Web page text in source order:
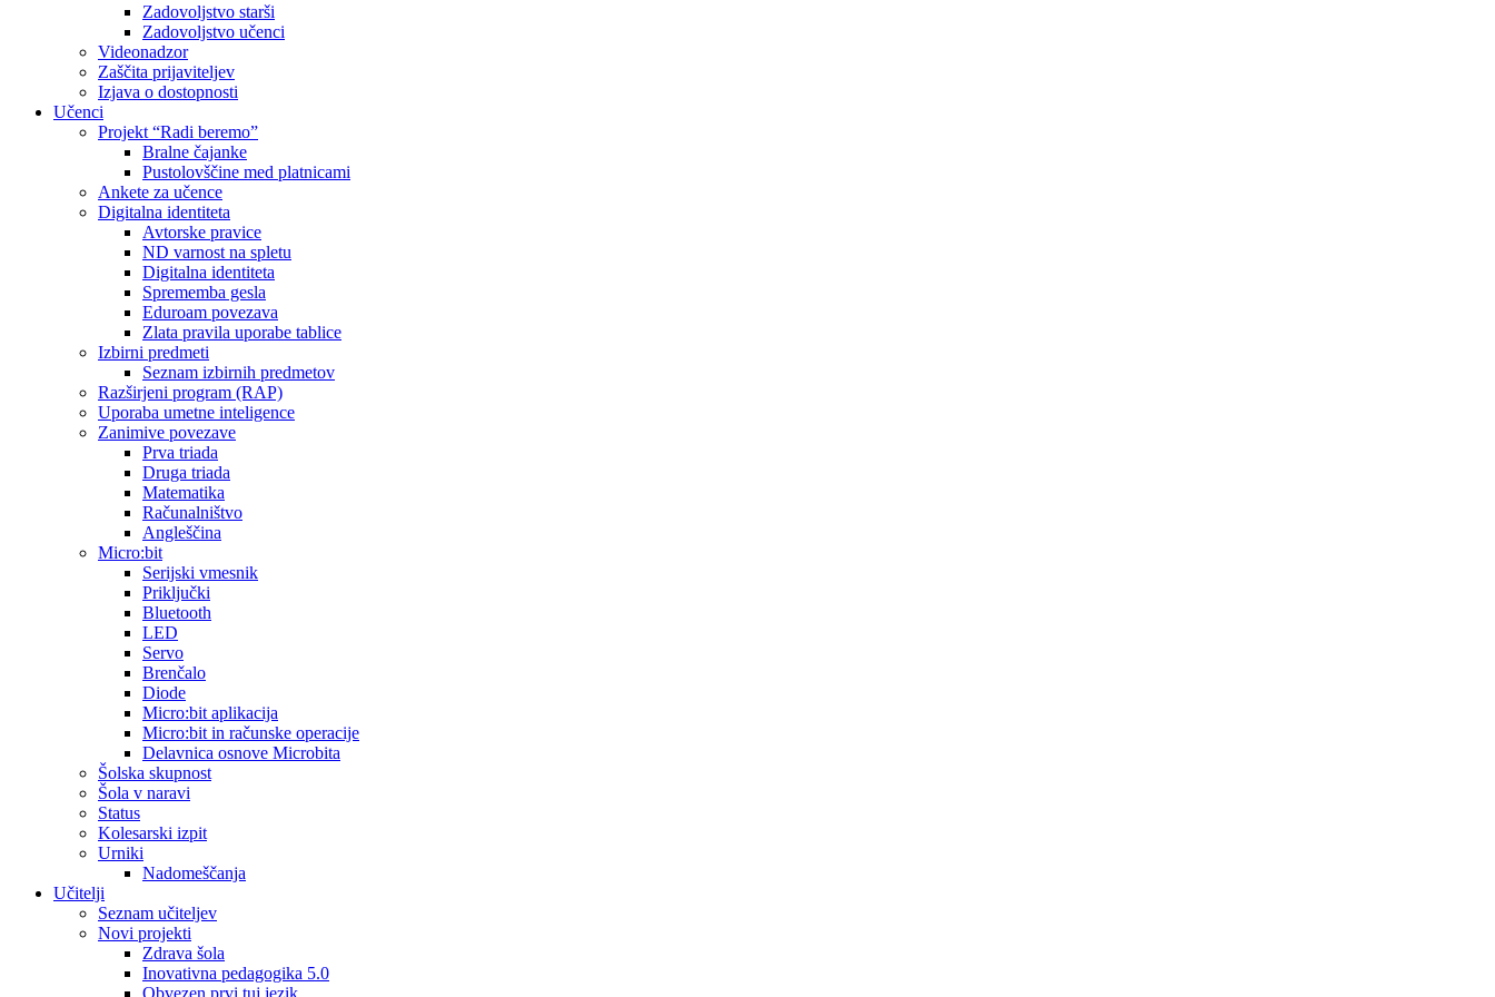
Zadovoljstvo starši
Zadovoljstvo učenci
Videonadzor
Zaščita prijaviteljev
Izjava o dostopnosti
Učenci
Projekt “Radi beremo”
Bralne čajanke
Pustolovščine med platnicami
Ankete za učence
Digitalna identiteta
Avtorske pravice
ND varnost na spletu
Digitalna identiteta
Sprememba gesla
Eduroam povezava
Zlata pravila uporabe tablice
Izbirni predmeti
Seznam izbirnih predmetov
Razširjeni program (RAP)
Uporaba umetne inteligence
Zanimive povezave
Prva triada
Druga triada
Matematika
Računalništvo
Angleščina
Micro:bit
Serijski vmesnik
Priključki
Bluetooth
LED
Servo
Brenčalo
Diode
Micro:bit aplikacija
Micro:bit in računske operacije
Delavnica osnove Microbita
Šolska skupnost
Šola v naravi
Status
Kolesarski izpit
Urniki
Nadomeščanja
Učitelji
Seznam učiteljev
Novi projekti
Zdrava šola
Inovativna pedagogika 5.0
Obvezen prvi tuj jezik